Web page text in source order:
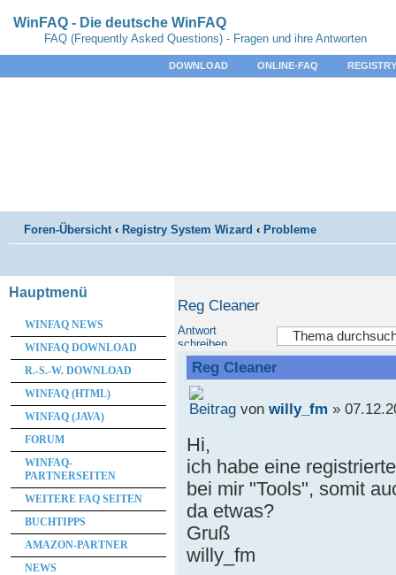
WinFAQ - Die deutsche WinFAQ
FAQ (Frequently Asked Questions) - Fragen und ihre Antworten
DOWNLOAD ONLINE-FAQ
Foren-Übersicht ‹ Registry System Wizard ‹ Probleme
Reg Cleaner
Antwort
schreiben
Reg Cleaner
von willy_fm »
Hi,
ich habe eine
bei mir "Tools", somit
da etwas?
Gruß
willy_fm
Hauptmenü
WINFAQ NEWS
WINFAQ DOWNLOAD
R.-S.-W. DOWNLOAD
WINFAQ (HTML)
WINFAQ (JAVA)
FORUM
WINFAQ-
PARTNERSEITEN
WEITERE FAQ SEITEN
BUCHTIPPS
AMAZON-PARTNER
NEWS